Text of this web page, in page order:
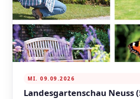
MI. 09.09.2026
Landesgartenschau Neuss